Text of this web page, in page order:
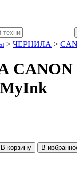
> ЧЕРНИЛА >